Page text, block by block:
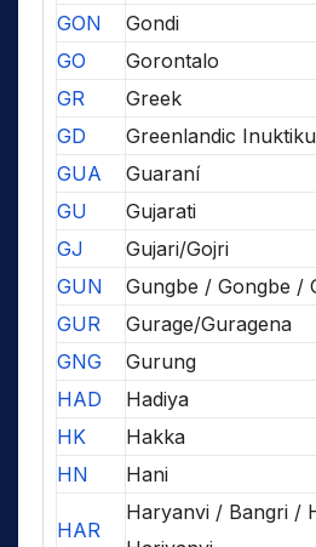
GON
Gondi
GO
Gorontalo
GR
Greek
GD
Greenlandic
GUA
Guaraní
GU
Gujarati
GJ
Gujari/Gojri
GUN
Gungbe / Gongbe /
GUR
Gurage/Guragena
GNG
Gurung
HAD
Hadiya
HK
Hakka
HN
Hani
HAR
Haryanvi / Bangri /